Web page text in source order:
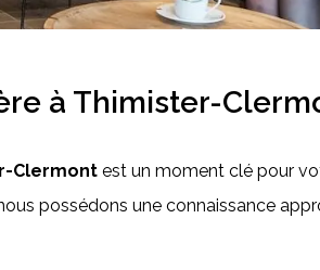
à Thimister-
Clermont est un moment clé pour
possédons une connaissance